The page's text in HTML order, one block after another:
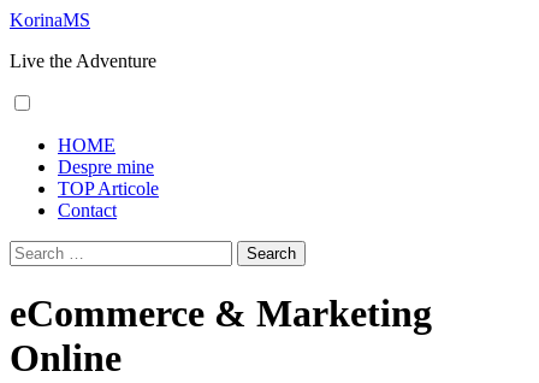
Skip
content
KorinaMS
Live the Adventure
Menu
HOME
Despre mine
TOP Articole
Contact
Search
for:
eCommerce & Marketing
Online